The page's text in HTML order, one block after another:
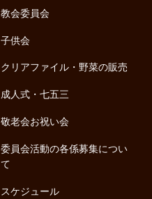
教会委員会
子供会
クリアファイル・野菜の販売
成人式・七五三
敬老会お祝い会
委員会活動の各係募集につい
て
スケジュール